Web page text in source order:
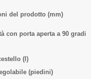
del prodotto (mm)
con porta aperta a 90 gradi
(l)
(piedini)